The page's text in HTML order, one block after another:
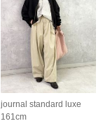
journal standard luxe
161cm